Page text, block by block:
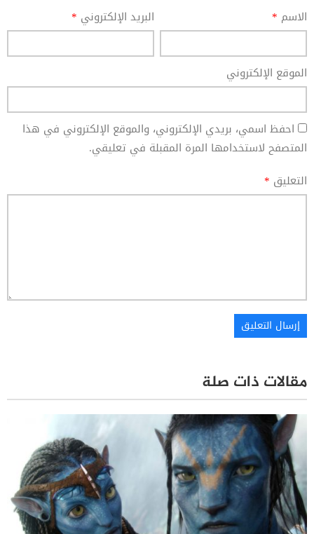
الاسم * البريد الإلكتروني *
الموقع الإلكتروني
احفظ اسمي، بريدي الإلكتروني، والموقع الإلكتروني في هذا
المتصفح لاستخدامها المرة المقبلة في تعليقي.
التعليق *
مقالات ذات صلة